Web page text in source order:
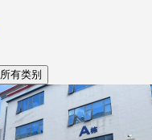
所有类别